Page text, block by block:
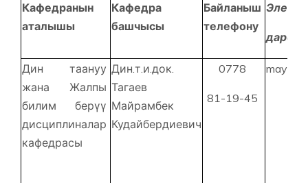
Кафедранын
аталышы
Кафедра
башчысы
Байланыш
телефону
дареги
Дин таануу
жана Жалпы
билим берүү
дисциплиналар
кафедрасы
Дин.т.и.док.
Тагаев
Майрамбек
Кудайбердиевич
0778
81-19-45